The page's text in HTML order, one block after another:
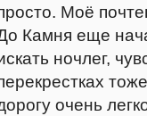
Моё
Камня еще
ночлег,
очень